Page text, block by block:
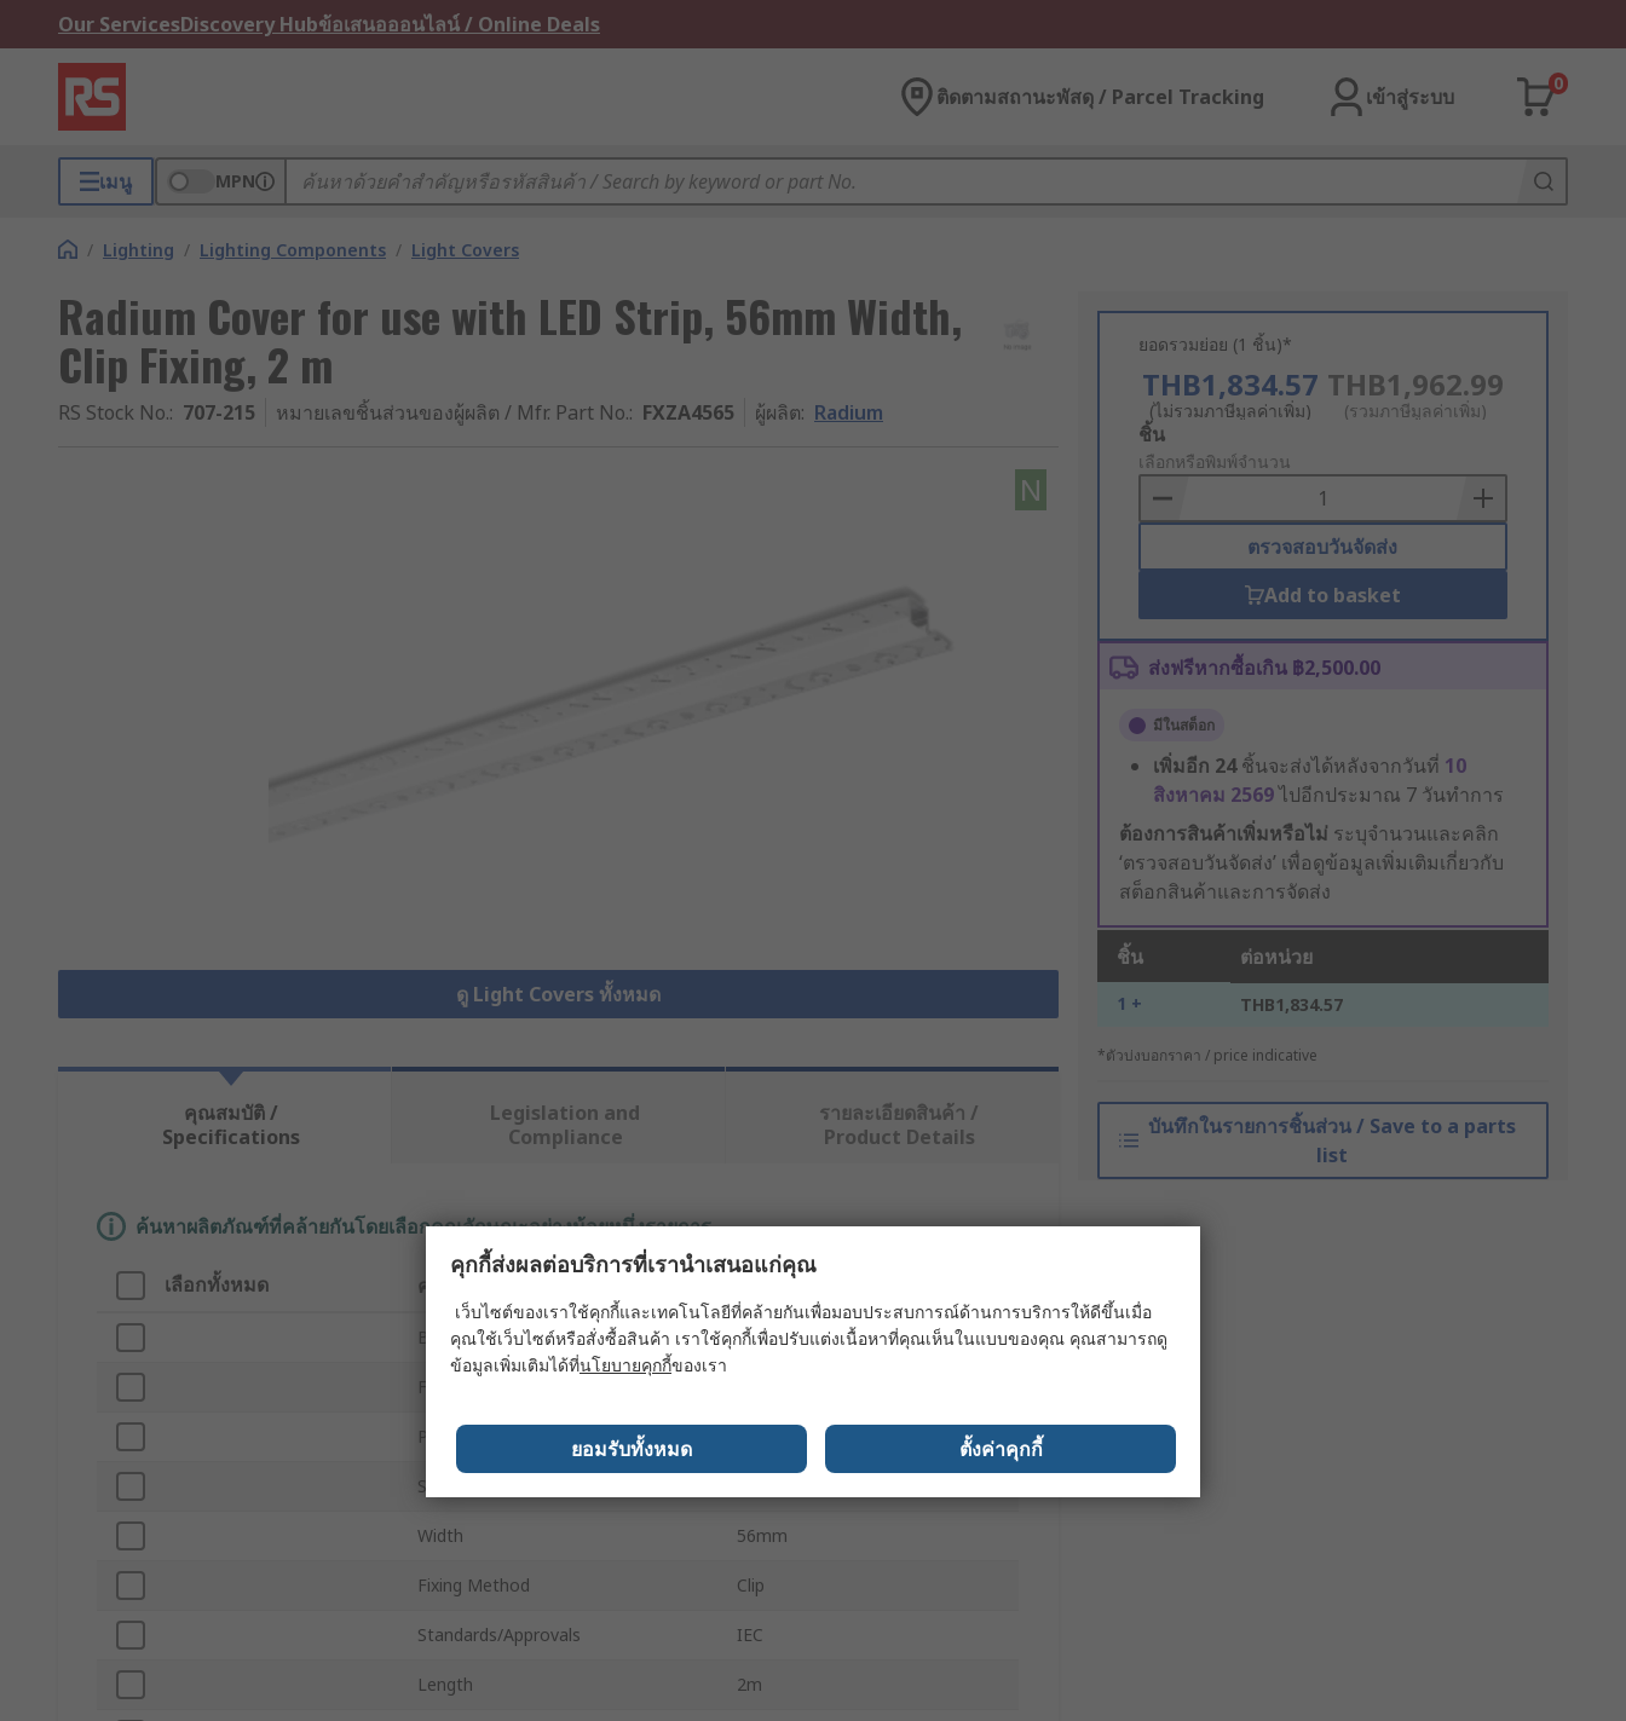
Our ServicesDiscovery Hubข้อเสนอออนไลน์ / Online Deals
ติดตามสถานะพัสดุ / Parcel Tracking เข้าสู่ระบบ
0
เมนู MPN
/ Lighting / Lighting Components / Light Covers
Radium Cover for use with LED Strip, 56mm Width,
Clip Fixing, 2 m
RS Stock No.: 707-215 หมายเลขชิ้นส่วนของผู้ผลิต / Mfr. Part No.: FXZA4565 ผู้ผลิต: Radium
N
ดู Light Covers ทั้งหมด
ยอดรวมย่อย (1 ชิ้น)*
THB1,834.57
(ไม่รวมภาษีมูลค่าเพิ่ม)
THB1,962.99
(รวมภาษีมูลค่าเพิ่ม)
Add
to
Basket
ชิ้น
เลือกหรือพิมพ์จำนวน
ตรวจสอบวันจัดส่ง
Add to basket
ส่งฟรีหากซื้อเกิน ฿2,500.00
มีในสต็อก
เพิ่มอีก 24ชิ้นจะส่งได้หลังจากวันที่ 10
สิงหาคม 2569ไปอีกประมาณ 7 วันทำการ
ต้องการสินค้าเพิ่มหรือไม่ ระบุจำนวนและคลิก
‘ตรวจสอบวันจัดส่ง’ เพื่อดูข้อมูลเพิ่มเติมเกี่ยวกับ
สต็อกสินค้าและการจัดส่ง
ชิ้น ต่อหน่วย
1 + THB1,834.57
*ตัวบ่งบอกราคา / price indicative
บันทึกในรายการชิ้นส่วน / Save to a parts
list
คุณสมบัติ /
Specifications
Legislation and
Compliance
รายละเอียดสินค้า /
Product Details
ค้นหาผลิตภัณฑ์ที่คล้ายกันโดยเลือกคุณลักษณะอย่างน้อยหนึ่งรายการ
เลือกทั้งหมด คุณลักษณะ
Brand Radium
For Use With
Product Type
Sub Type
Width 56mm
Fixing Method Clip
Standards/Approvals IEC
Length 2m
คุกกี้ส่งผลต่อบริการที่เรานำเสนอแก่คุณ
เว็บไซต์ของเราใช้คุกกี้และเทคโนโลยีที่คล้ายกันเพื่อมอบประสบการณ์ด้านการบริการให้ดีขึ้นเมื่อ
คุณใช้เว็บไซต์หรือสั่งซื้อสินค้า เราใช้คุกกี้เพื่อปรับแต่งเนื้อหาที่คุณเห็นในแบบของคุณ คุณสามารถดู
ข้อมูลเพิ่มเติมได้ที่นโยบายคุกกี้ของเรา
ยอมรับทั้งหมด ตั้งค่าคุกกี้